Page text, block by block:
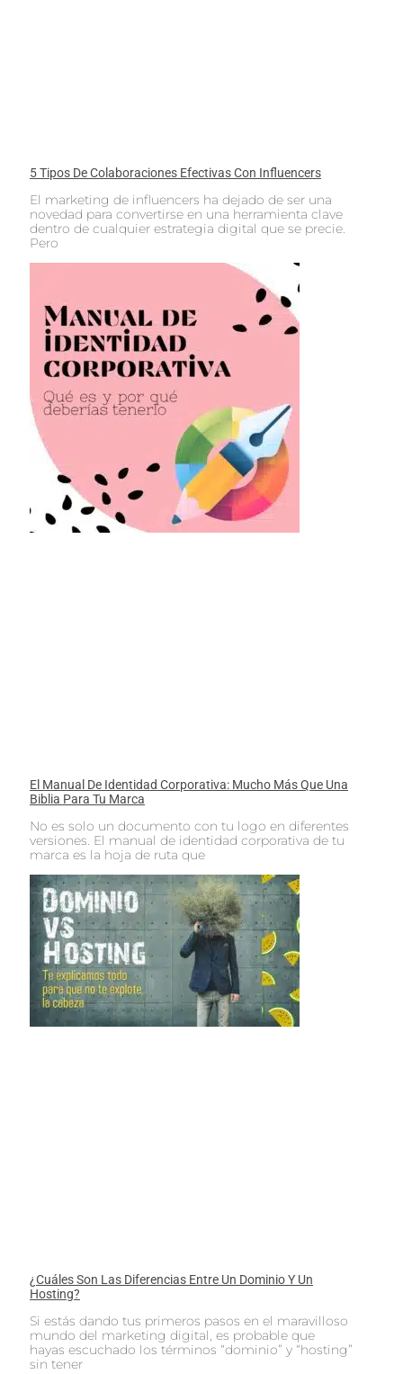
5 Tipos De Colaboraciones Efectivas Con Influencers
El marketing de influencers ha dejado de ser una
novedad para convertirse en una herramienta clave
dentro de cualquier estrategia digital que se precie.
Pero
El Manual De Identidad Corporativa: Mucho Más Que Una
Biblia Para Tu Marca
No es solo un documento con tu logo en diferentes
versiones. El manual de identidad corporativa de tu
marca es la hoja de ruta que
¿Cuáles Son Las Diferencias Entre Un Dominio Y Un
Hosting?
Si estás dando tus primeros pasos en el maravilloso
mundo del marketing digital, es probable que
hayas escuchado los términos “dominio” y “hosting”
sin tener